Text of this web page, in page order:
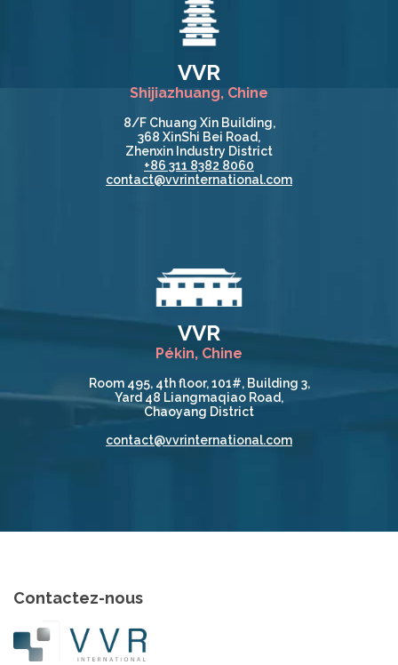
VVR
Shijiazhuang, Chine
8/F Chuang Xin Building,
368 XinShi Bei Road,
Zhenxin Industry District
+86 311 8382 8060
contact@vvrinternational.com
VVR
Pékin, Chine
Room 495, 4th floor, 101#, Building 3,
Yard 48 Liangmaqiao Road,
Chaoyang District
contact@vvrinternational.com
Contactez-nous